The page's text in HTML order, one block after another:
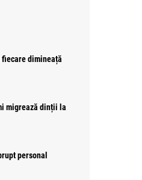
dimineață
migrează dinții la
personal